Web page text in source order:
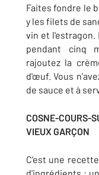
Faites fondre le
y les filets de
vin et l'estragon.
pendant cinq
rajoutez la
d'œuf. Vous
de sauce et à
COSNE-COURS-
VIEUX GARÇON
C'est une